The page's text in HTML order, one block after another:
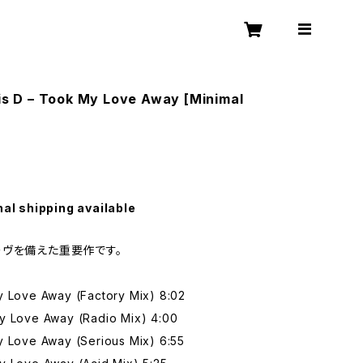
D – Took My Love Away [Minimal
shipping available
を備えた重要作です。
Love Away (Factory Mix) 8:02
Love Away (Radio Mix) 4:00
Love Away (Serious Mix) 6:55